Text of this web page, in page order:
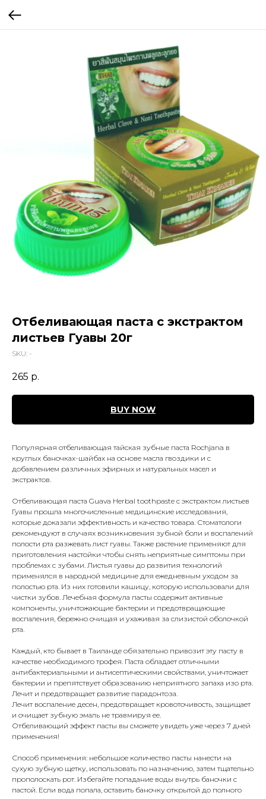
Отбеливающая паста с экстрактом
листьев Гуавы 20г
SKU: -
265 р.
BUY NOW
Популярная отбеливающая тайская зубные паста Rochjana в
круглых баночках-шайбах на основе масла гвоздики и с
добавлением различных эфирных и натуральных масел и
экстрактов.
Отбеливающая паста Guava Herbal toothpaste с экстрактом листьев
Гуавы прошла многочисленные медицинские исследования,
которые доказали эффективность и качество товара. Стоматологи
рекомендуют в случаях возникновения зубной боли и воспалений
полости рта разжевать лист гуавы. Также растение применяют для
приготовления настойки чтобы снять неприятные симптомы при
проблемах с зубами. Листья гуавы до развития технологий
применялся в народной медицине для ежедневным уходом за
полостью рта. Из них готовили кашицу, которую использовали для
чистки зубов. Лечебная формула пасты содержит активные
компоненты, уничтожающие бактерии и предотвращающие
воспаления, бережно очищая и ухаживая за слизистой оболочкой
рта.
Каждый, кто бывает в Таиланде обязательно привозит эту пасту в
качестве необходимого трофея. Паста обладает отличными
антибактериальными и антисептическими свойствами, уничтожает
бактерии и препятствует образованию неприятного запаха изо рта.
Лечит и предотвращает развитие парадонтоза.
Лечит воспаление десен, предотвращает кровоточивость, защищает
и очищает зубную эмаль не травмируя ее.
Отбеливающий эффект пасты вы сможете увидеть уже через 7 дней
применения!
Способ применения: небольшое количество пасты нанести на
сухую зубную щетку, использовать по назначению, затем тщательно
прополоскать рот. Избегайте попадание воды внутрь баночки с
пастой. Если вода попала, оставить баночку открытой до полного